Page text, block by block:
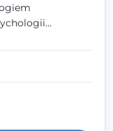
studia
Diagnozy
uczestniczę w
a także